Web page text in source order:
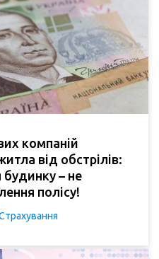
компаній
від обстрілів:
будинку – не
полісу!